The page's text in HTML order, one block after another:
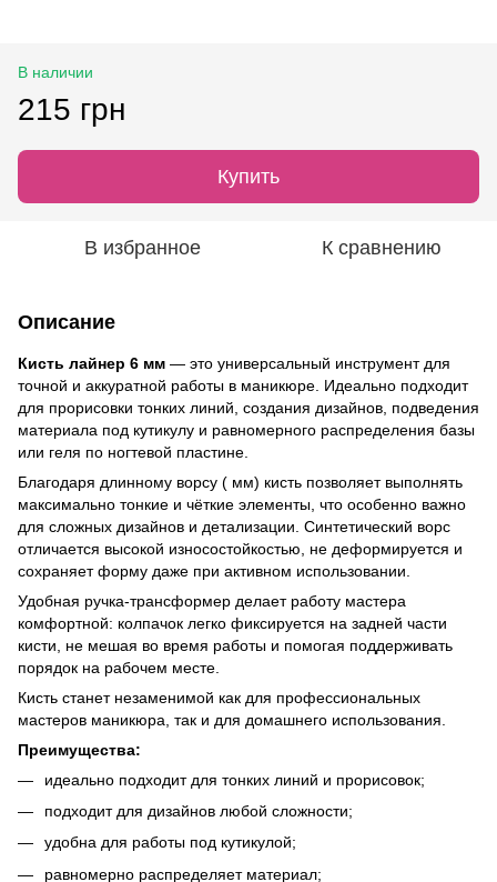
В наличии
215 грн
Купить
В избранное К сравнению
Описание
Кисть лайнер 6 мм — это универсальный инструмент для
точной и аккуратной работы в маникюре. Идеально подходит
для прорисовки тонких линий, создания дизайнов, подведения
материала под кутикулу и равномерного распределения базы
или геля по ногтевой пластине.
Благодаря длинному ворсу ( мм) кисть позволяет выполнять
максимально тонкие и чёткие элементы, что особенно важно
для сложных дизайнов и детализации. Синтетический ворс
отличается высокой износостойкостью, не деформируется и
сохраняет форму даже при активном использовании.
Удобная ручка-трансформер делает работу мастера
комфортной: колпачок легко фиксируется на задней части
кисти, не мешая во время работы и помогая поддерживать
порядок на рабочем месте.
Кисть станет незаменимой как для профессиональных
мастеров маникюра, так и для домашнего использования.
Преимущества:
идеально подходит для тонких линий и прорисовок;
подходит для дизайнов любой сложности;
удобна для работы под кутикулой;
равномерно распределяет материал;